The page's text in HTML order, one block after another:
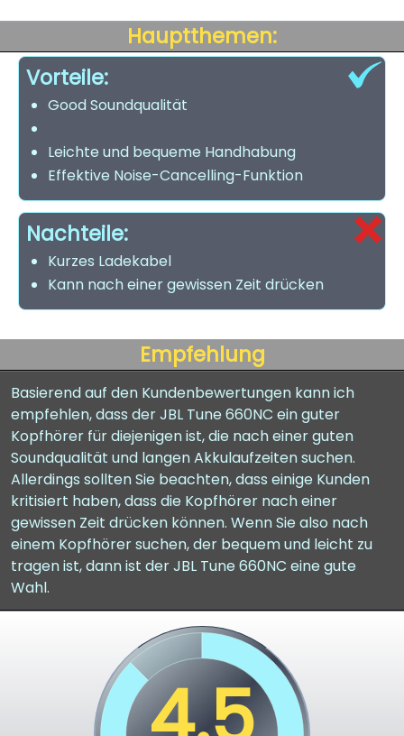
Hauptthemen:
Vorteile:
Good Soundqualität
Leichte und bequeme Handhabung
Effektive Noise-Cancelling-Funktion
Nachteile:
Kurzes Ladekabel
Kann nach einer gewissen Zeit drücken
Empfehlung
Basierend auf den Kundenbewertungen kann ich
empfehlen, dass der JBL Tune 660NC ein guter
Kopfhörer für diejenigen ist, die nach einer guten
Soundqualität und langen Akkulaufzeiten suchen.
Allerdings sollten Sie beachten, dass einige Kunden
kritisiert haben, dass die Kopfhörer nach einer
gewissen Zeit drücken können. Wenn Sie also nach
einem Kopfhörer suchen, der bequem und leicht zu
tragen ist, dann ist der JBL Tune 660NC eine gute
Wahl.